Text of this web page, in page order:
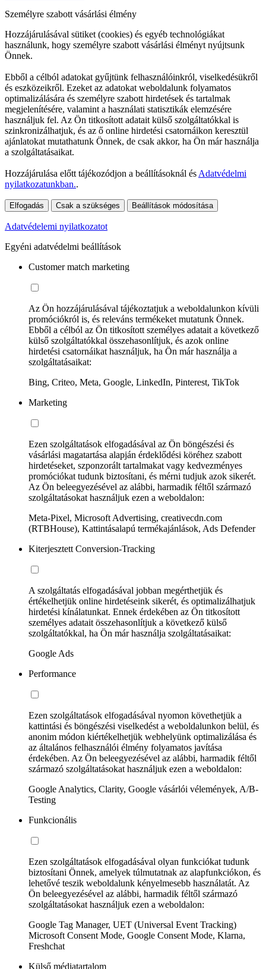
Személyre szabott vásárlási élmény
Hozzájárulásával sütiket (cookies) és egyéb technológiákat
használunk, hogy személyre szabott vásárlási élményt nyújtsunk
Önnek.
Ebből a célból adatokat gyűjtünk felhasználóinkról, viselkedésükről
és eszközeikről. Ezeket az adatokat weboldalunk folyamatos
optimalizálására és személyre szabott hirdetések és tartalmak
megjelenítésére, valamint a használati statisztikák elemzésére
használjuk fel. Az Ön titkosított adatait külső szolgáltatókkal is
szinkronizálhatjuk, és az ő online hirdetési csatornáikon keresztül
ajánlatokat mutathatunk Önnek, de csak akkor, ha Ön már használja
a szolgáltatásaikat.
Hozzájárulása előtt tájékozódjon a beállításoknál ésAdatvédelmi
nyilatkozatunkban..
Elfogadás Csak a szükséges Beállítások módosítása
Adatvédelemi nyilatkozatot
Egyéni adatvédelmi beállítások
Customer match marketing
Az Ön hozzájárulásával tájékoztatjuk a weboldalunkon kívüli
promóciókról is, és releváns termékeket mutatunk Önnek.
Ebből a célból az Ön titkosított személyes adatait a következő
külső szolgáltatókkal összehasonlítjuk, és azok online
hirdetési csatornáikat használjuk, ha Ön már használja a
szolgáltatásaikat:
Bing, Criteo, Meta, Google, LinkedIn, Pinterest, TikTok
Marketing
Ezen szolgáltatások elfogadásával az Ön böngészési és
vásárlási magatartása alapján érdeklődési köréhez szabott
hirdetéseket, szponzorált tartalmakat vagy kedvezményes
promóciókat tudunk biztosítani, és mérni tudjuk azok sikerét.
Az Ön beleegyezésével az alábbi, harmadik féltől származó
szolgáltatásokat használjuk ezen a weboldalon:
Meta-Pixel, Microsoft Advertising, creativecdn.com
(RTBHouse), Kattintásalapú termékajánlások, Ads Defender
Kiterjesztett Conversion-Tracking
A szolgáltatás elfogadásával jobban megérthetjük és
értékelhetjük online hirdetéseink sikerét, és optimalizálhatjuk
hirdetési kínálatunkat. Ennek érdekében az Ön titkosított
személyes adatait összehasonlítjuk a következő külső
szolgáltatókkal, ha Ön már használja szolgáltatásaikat:
Google Ads
Performance
Ezen szolgáltatások elfogadásával nyomon követhetjük a
kattintási és böngészési viselkedést a weboldalunkon belül, és
anonim módon kiértékelhetjük webhelyünk optimalizálása és
az általános felhasználói élmény folyamatos javítása
érdekében. Az Ön beleegyezésével az alábbi, harmadik féltől
származó szolgáltatásokat használjuk ezen a weboldalon:
Google Analytics, Clarity, Google vásárlói vélemények, A/B-
Testing
Funkcionális
Ezen szolgáltatások elfogadásával olyan funkciókat tudunk
biztosítani Önnek, amelyek túlmutatnak az alapfunkciókon, és
lehetővé teszik weboldalunk kényelmesebb használatát. Az
Ön beleegyezésével az alábbi, harmadik féltől származó
szolgáltatásokat használjuk ezen a weboldalon:
Google Tag Manager, UET (Universal Event Tracking)
Microsoft Consent Mode, Google Consent Mode, Klarna,
Freshchat
Külső médiatartalom